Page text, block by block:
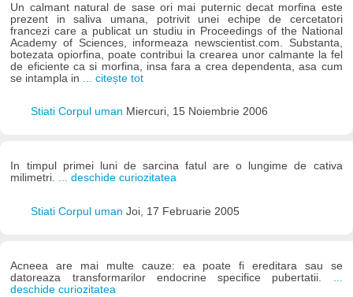
Un calmant natural de sase ori mai puternic decat morfina este
prezent in saliva umana, potrivit unei echipe de cercetatori
francezi care a publicat un studiu in Proceedings of the National
Academy of Sciences, informeaza newscientist.com. Substanta,
botezata opiorfina, poate contribui la crearea unor calmante la fel
de eficiente ca si morfina, insa fara a crea dependenta, asa cum
se intampla in
... citește tot
Stiati Corpul uman Miercuri, 15 Noiembrie 2006
In timpul primei luni de sarcina fatul are o lungime de cativa
milimetri. ... deschide curiozitatea
Stiati Corpul uman Joi, 17 Februarie 2005
Acneea are mai multe cauze: ea poate fi ereditara sau se
datoreaza transformarilor endocrine specifice pubertatii. ...
deschide curiozitatea